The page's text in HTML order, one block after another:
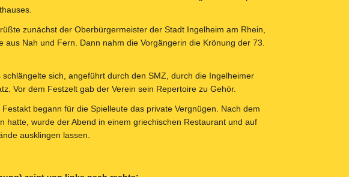
zunächst der Oberbürgermeister der Stadt Ingelheim am Rhein,
aus Nah und Fern. Dann nahm die Vorgängerin die Krönung der 73.
schlängelte sich, angeführt durch den SMZ, durch die Ingelheimer
Vor dem Festzelt gab der Verein sein Repertoire zu Gehör.
begann für die Spielleute das private Vergnügen. Nach dem
hatte, wurde der Abend in einem griechischen Restaurant und auf
ausklingen lassen.